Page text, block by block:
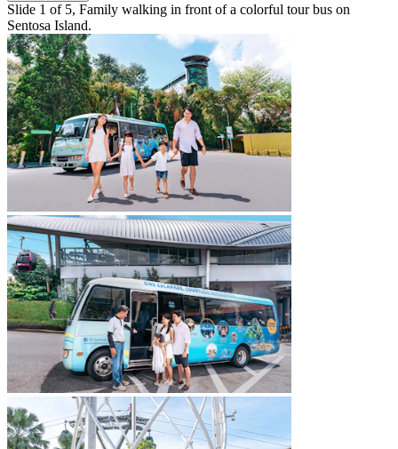
Slide 1 of 5, Family walking in front of a colorful tour bus on
Sentosa Island.